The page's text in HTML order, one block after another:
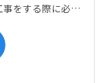
工程進捗管理・写真管理・安全管理や、工事をする際に必要な各種書類作成・届出 (申請) などの現場管理業務をお任せします。遅れている箇所のサポートに入るなど、臨機応変な対応が必要になります。